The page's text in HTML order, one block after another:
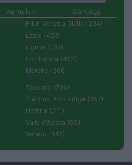
Agriturismi
Campeggi
Friuli Venezia Giulia (204)
Lazio (433)
Liguria (137)
Lombardia (452)
Marche (366)
Toscana (706)
Trentino Alto Adige (357)
Umbria (211)
Valle d'Aosta (99)
Veneto (512)